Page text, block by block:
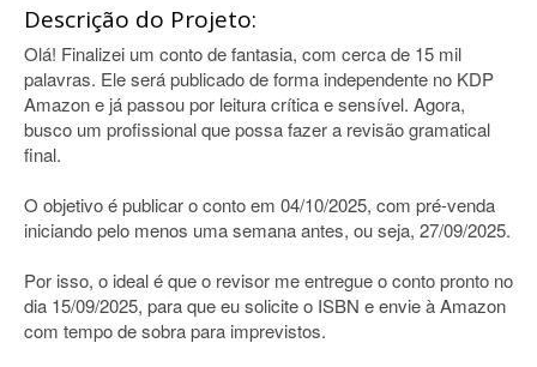
Descrição do Projeto:
Olá! Finalizei um conto de fantasia, com cerca de 15 mil
palavras. Ele será publicado de forma independente no KDP
Amazon e já passou por leitura crítica e sensível. Agora,
busco um profissional que possa fazer a revisão gramatical
final.
O objetivo é publicar o conto em 04/10/2025, com pré-venda
iniciando pelo menos uma semana antes, ou seja, 27/09/2025.
Por isso, o ideal é que o revisor me entregue o conto pronto no
dia 15/09/2025, para que eu solicite o ISBN e envie à Amazon
com tempo de sobra para imprevistos.